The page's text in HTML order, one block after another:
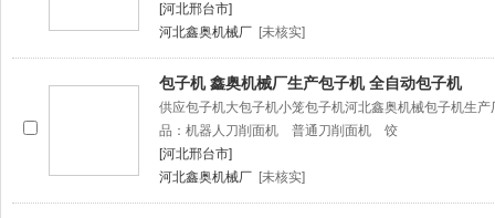
[河北邢台市]
河北鑫奥机械厂 [未核实]
包子机 鑫奥机械厂生产包子机 全自动包子机
供应包子机大包子机小笼包子机河北鑫奥机械包子机生
品：机器人刀削面机 普通刀削面机 饺
[河北邢台市]
河北鑫奥机械厂 [未核实]